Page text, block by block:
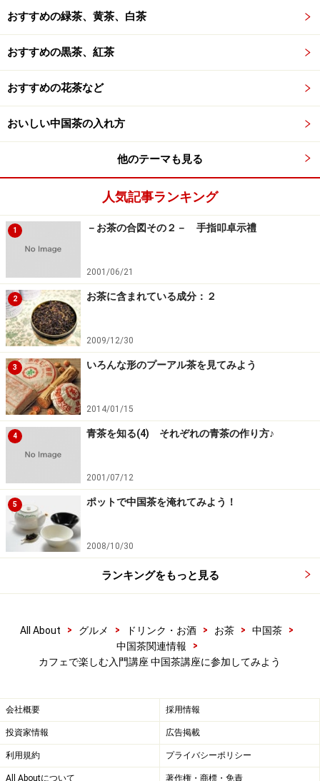
おすすめの緑茶、黄茶、白茶
おすすめの黒茶、紅茶
おすすめの花茶など
おいしい中国茶の入れ方
他のテーマも見る
人気記事ランキング
1 －お茶の合図その２－ 手指叩卓示禮
2001/06/21
2 お茶に含まれている成分：２
2009/12/30
3 いろんな形のプーアル茶を見てみよう
2014/01/15
4 青茶を知る(4) それぞれの青茶の作り方♪
2001/07/12
5 ポットで中国茶を淹れてみよう！
2008/10/30
ランキングをもっと見る
All About > グルメ > ドリンク・お酒 > お茶 > 中国茶
>
中国茶関連情報
>
カフェで楽しむ入門講座 中国茶講座に参加してみよう
会社概要 採用情報
投資家情報 広告掲載
利用規約 プライバシーポリシー
All Aboutについて 著作権・商標・免責